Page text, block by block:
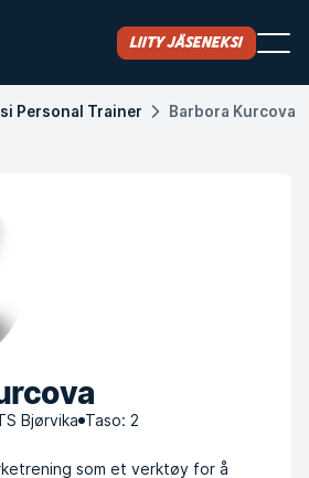
Liity jäseneksi
Personal Trainer Barbora Kurcova
Bjørvika Taso: 2
som et verktøy for å